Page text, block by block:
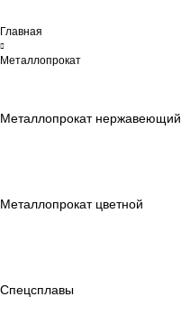
Главная
Металлопрокат
Металлопрокат нержавеющий
Металлопрокат цветной
Спецсплавы